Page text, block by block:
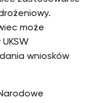
może
wniosków